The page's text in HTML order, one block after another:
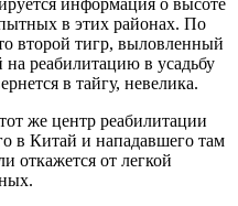
в этих районах. По
второй тигр, выловленный
реабилитацию в усадьбу
в тайгу, невелика.
же центр реабилитации
в Китай и нападавшего там
откажется от легкой